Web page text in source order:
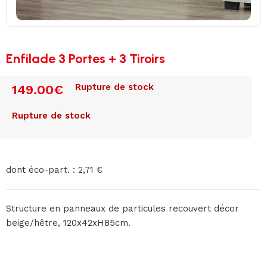
Enfilade 3 Portes + 3 Tiroirs
149.00€ Rupture de stock
Rupture de stock
dont éco-part. : 2,71 €
Structure en panneaux de particules recouvert décor
beige/hêtre, 120x42xH85cm.